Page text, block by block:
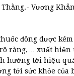
Vương
đông dược
ràng,… xuất hiện
hưởng tới hiệu
tới sức khỏe của